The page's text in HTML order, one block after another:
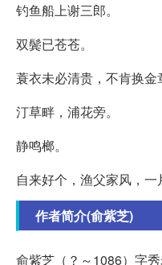
钓鱼船上谢三郎。
双鬓已苍苍。
蓑衣未必清贵，不肯换金
汀草畔，浦花旁。
静鸣榔。
自来好个，渔父家风，一
作者简介(俞紫芝)
俞紫芝（？～1086）字